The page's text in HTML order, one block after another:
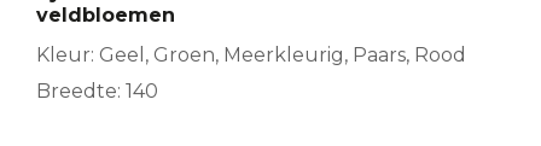
veldbloemen
Kleur: Geel, Groen, Meerkleurig, Paars, Rood
Breedte: 140